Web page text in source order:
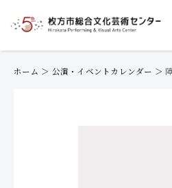
ホーム ＞ 公演・イベントカレンダー ＞